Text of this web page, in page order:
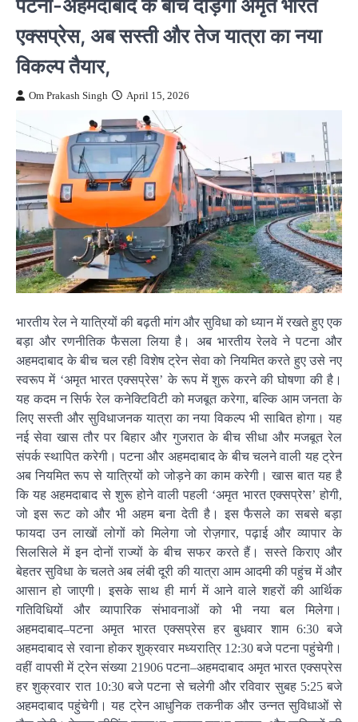
एक्सप्रेस, अब सस्ती और तेज यात्रा का नया
विकल्प तैयार,
Om Prakash Singh April 15, 2026
भारतीय रेल ने यात्रियों की बढ़ती मांग और सुविधा को ध्यान में रखते हुए एक
बड़ा और रणनीतिक फैसला लिया है। अब भारतीय रेलवे ने पटना और
अहमदाबाद के बीच चल रही विशेष ट्रेन सेवा को नियमित करते हुए उसे नए
स्वरूप में ‘अमृत भारत एक्सप्रेस’ के रूप में शुरू करने की घोषणा की है।
यह कदम न सिर्फ रेल कनेक्टिविटी को मजबूत करेगा, बल्कि आम जनता के
लिए सस्ती और सुविधाजनक यात्रा का नया विकल्प भी साबित होगा। यह
नई सेवा खास तौर पर बिहार और गुजरात के बीच सीधा और मजबूत रेल
संपर्क स्थापित करेगी। पटना और अहमदाबाद के बीच चलने वाली यह ट्रेन
अब नियमित रूप से यात्रियों को जोड़ने का काम करेगी। खास बात यह है
कि यह अहमदाबाद से शुरू होने वाली पहली ‘अमृत भारत एक्सप्रेस’ होगी,
जो इस रूट को और भी अहम बना देती है। इस फैसले का सबसे बड़ा
फायदा उन लाखों लोगों को मिलेगा जो रोज़गार, पढ़ाई और व्यापार के
सिलसिले में इन दोनों राज्यों के बीच सफर करते हैं। सस्ते किराए और
बेहतर सुविधा के चलते अब लंबी दूरी की यात्रा आम आदमी की पहुंच में और
आसान हो जाएगी। इसके साथ ही मार्ग में आने वाले शहरों की आर्थिक
गतिविधियों और व्यापारिक संभावनाओं को भी नया बल मिलेगा।
अहमदाबाद–पटना अमृत भारत एक्सप्रेस हर बुधवार शाम 6:30 बजे
अहमदाबाद से रवाना होकर शुक्रवार मध्यरात्रि 12:30 बजे पटना पहुंचेगी।
वहीं वापसी में ट्रेन संख्या 21906 पटना–अहमदाबाद अमृत भारत एक्सप्रेस
हर शुक्रवार रात 10:30 बजे पटना से चलेगी और रविवार सुबह 5:25 बजे
अहमदाबाद पहुंचेगी। यह ट्रेन आधुनिक तकनीक और उन्नत सुविधाओं से